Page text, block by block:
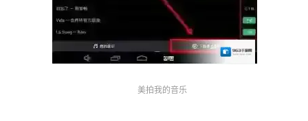
美拍我的音乐